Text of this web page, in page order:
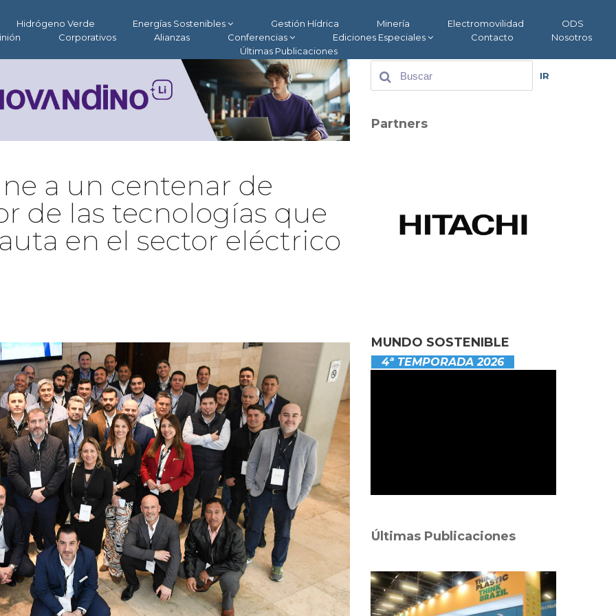
Hidrógeno Verde Energías Sostenibles Gestión Hídrica Minería Electromovilidad
ODS
Corporativos Alianzas Conferencias Ediciones Especiales Contacto
Nosotros
Últimas Publicaciones
a un centenar de
de las tecnologías que
en el sector eléctrico
IR
Partners
MUNDO SOSTENIBLE
4ª TEMPORADA 2026
Últimas Publicaciones